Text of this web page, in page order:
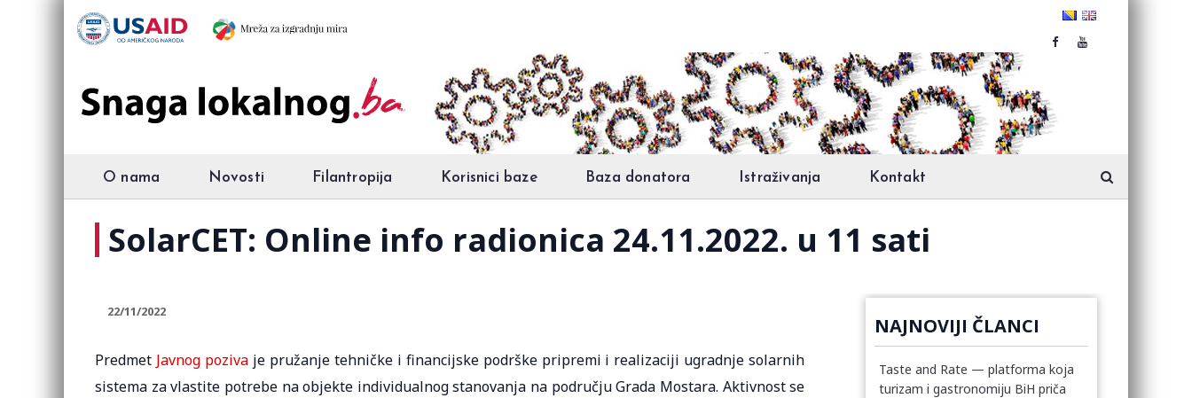
O nama Novosti Filantropija Korisnici baze Baza donatora Istraživanja Kontakt
SolarCET: Online info radionica 24.11.2022. u 11 sati
22/11/2022
Predmet Javnog pozivaje pružanje tehničke i financijske podrške pripremi i realizaciji ugradnje solarnih
sistema za vlastite potrebe na objekte individualnog stanovanja na području Grada Mostara. Aktivnost se
NAJNOVIJI ČLANCI
Taste and Rate — platforma koja
turizam i gastronomiju BiH priča